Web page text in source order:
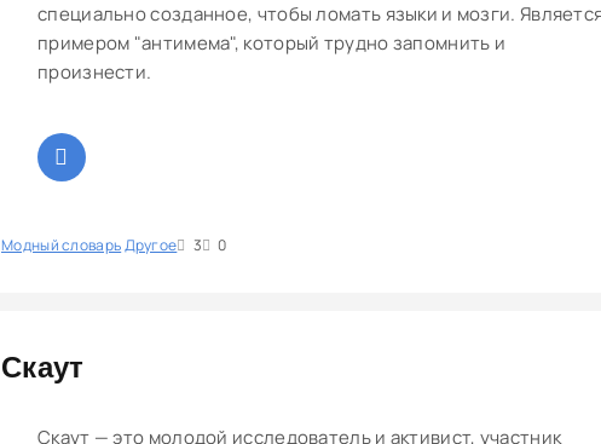
специально созданное, чтобы ломать языки и мозги.
примером "антимема", который трудно запомнить и
произнести.
Модный словарьДругое 3 0
1 2 3 4 5
Скаут
Скаут — это молодой исследователь и активист, участник